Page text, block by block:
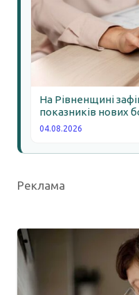
На Рівненщині
показників нових
04.08.2026
Реклама